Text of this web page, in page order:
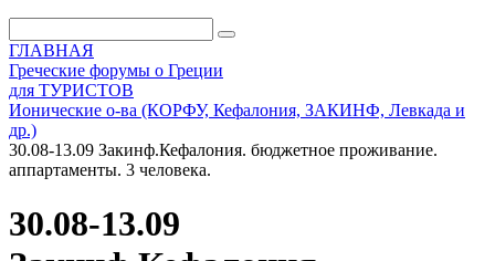
ГЛАВНАЯ
Греческие форумы о Греции
для ТУРИСТОВ
Ионические о-ва (КОРФУ, Кефалония, ЗАКИНФ, Левкада и
др.)
30.08-13.09 Закинф.Кефалония. бюджетное проживание.
аппартаменты. 3 человека.
30.08-13.09